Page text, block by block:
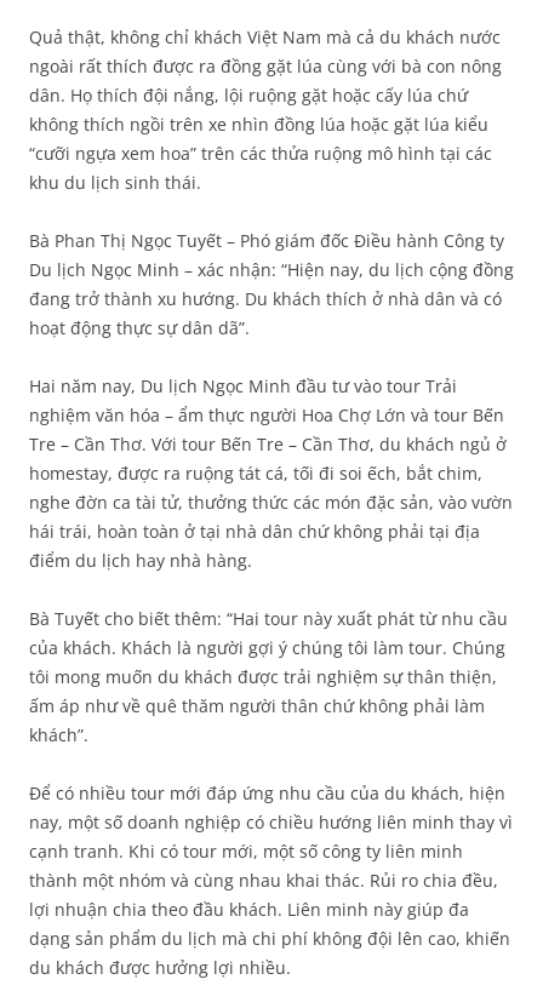
Quả thật, không chỉ khách Việt Nam mà cả du khách nước
ngoài rất thích được ra đồng gặt lúa cùng với bà con nông
dân. Họ thích đội nắng, lội ruộng gặt hoặc cấy lúa chứ
không thích ngồi trên xe nhìn đồng lúa hoặc gặt lúa kiểu
“cưỡi ngựa xem hoa” trên các thửa ruộng mô hình tại các
khu du lịch sinh thái.
Bà Phan Thị Ngọc Tuyết – Phó giám đốc Điều hành Công ty
Du lịch Ngọc Minh – xác nhận: “Hiện nay, du lịch cộng đồng
đang trở thành xu hướng. Du khách thích ở nhà dân và có
hoạt động thực sự dân dã”.
Hai năm nay, Du lịch Ngọc Minh đầu tư vào tour Trải
nghiệm văn hóa – ẩm thực người Hoa Chợ Lớn và tour Bến
Tre – Cần Thơ. Với tour Bến Tre – Cần Thơ, du khách ngủ ở
homestay, được ra ruộng tát cá, tối đi soi ếch, bắt chim,
nghe đờn ca tài tử, thưởng thức các món đặc sản, vào vườn
hái trái, hoàn toàn ở tại nhà dân chứ không phải tại địa
điểm du lịch hay nhà hàng.
Bà Tuyết cho biết thêm: “Hai tour này xuất phát từ nhu cầu
của khách. Khách là người gợi ý chúng tôi làm tour. Chúng
tôi mong muốn du khách được trải nghiệm sự thân thiện,
ấm áp như về quê thăm người thân chứ không phải làm
khách”.
Để có nhiều tour mới đáp ứng nhu cầu của du khách, hiện
nay, một số doanh nghiệp có chiều hướng liên minh thay vì
cạnh tranh. Khi có tour mới, một số công ty liên minh
thành một nhóm và cùng nhau khai thác. Rủi ro chia đều,
lợi nhuận chia theo đầu khách. Liên minh này giúp đa
dạng sản phẩm du lịch mà chi phí không đội lên cao, khiến
du khách được hưởng lợi nhiều.